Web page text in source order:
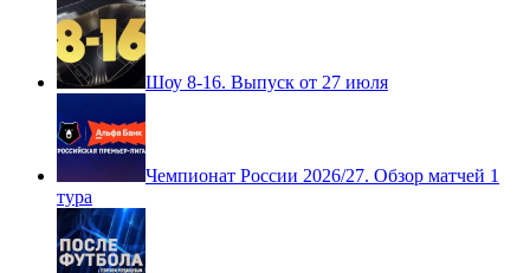
Шоу 8-16. Выпуск от 27 июля
Чемпионат России 2026/27. Обзор матчей 1
тура